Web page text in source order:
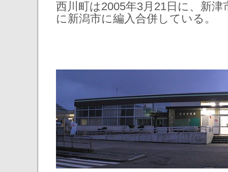
西川町は2005年3月21日に、新
に新潟市に編入合併している。